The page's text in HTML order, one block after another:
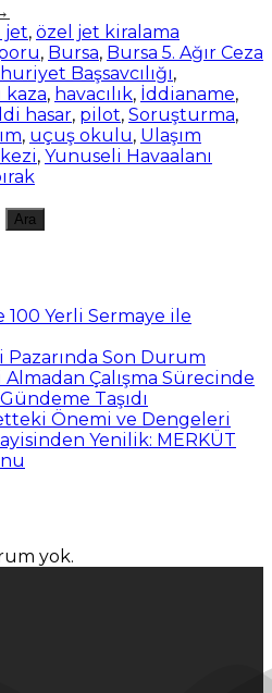
jet, özel jet kiralama
, Bursa, Bursa 5. Ağır Ceza
Başsavcılığı,
kaza, havacılık, İddianame,
hasar, pilot, Soruşturma,
, uçuş okulu, Ulaşım
, Yunuseli Havaalanı
Ara
100 Yerli Sermaye ile
Pazarında Son Durum
Çalışma Sürecinde
Taşıdı
Önemi ve Dengeleri
Yenilik: MERKÜT
yok.